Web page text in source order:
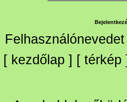
[ kezdőlap ] [ térkép